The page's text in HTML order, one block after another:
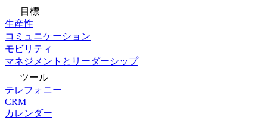
目標
生産性
コミュニケーション
モビリティ
マネジメントとリーダーシップ
ツール
テレフォニー
CRM
カレンダー